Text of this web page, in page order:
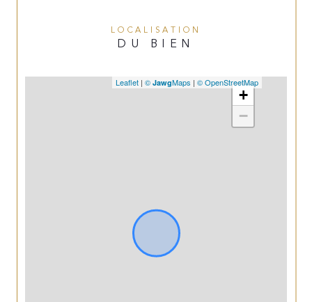
LOCALISATION
DU BIEN
+
−
Leaflet | © JawgMaps | © OpenStreetMap